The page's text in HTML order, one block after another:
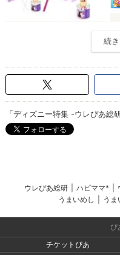
続
「ディズニー特集 -ウレぴあ総
ウレぴあ総研 ハピママ*
うまいめし
うま
ぴ
チケットぴあ